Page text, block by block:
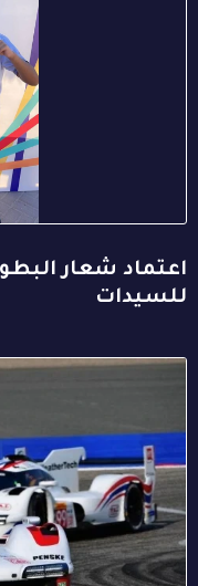
اعتماد شعار
للسيدات